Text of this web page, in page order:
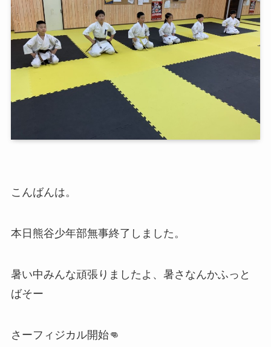
こんばんは。
本日熊谷少年部無事終了しました。
暑い中みんな頑張りましたよ、暑さなんかふっと
ばそー
さーフィジカル開始👊